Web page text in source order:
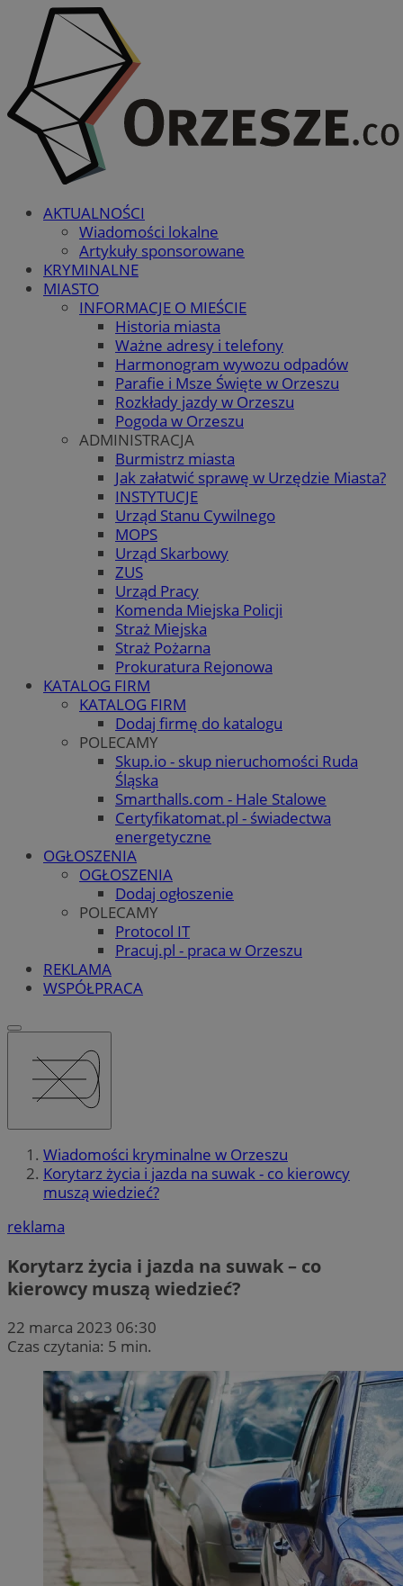
AKTUALNOŚCI
Wiadomości lokalne
Artykuły sponsorowane
KRYMINALNE
MIASTO
INFORMACJE O MIEŚCIE
Historia miasta
Ważne adresy i telefony
Harmonogram wywozu odpadów
Parafie i Msze Święte w Orzeszu
Rozkłady jazdy w Orzeszu
Pogoda w Orzeszu
ADMINISTRACJA
Burmistrz miasta
Jak załatwić sprawę w Urzędzie Miasta?
INSTYTUCJE
Urząd Stanu Cywilnego
MOPS
Urząd Skarbowy
ZUS
Urząd Pracy
Komenda Miejska Policji
Straż Miejska
Straż Pożarna
Prokuratura Rejonowa
KATALOG FIRM
KATALOG FIRM
Dodaj firmę do katalogu
POLECAMY
Skup.io - skup nieruchomości Ruda
Śląska
Smarthalls.com - Hale Stalowe
Certyfikatomat.pl - świadectwa
energetyczne
OGŁOSZENIA
OGŁOSZENIA
Dodaj ogłoszenie
POLECAMY
Protocol IT
Pracuj.pl - praca w Orzeszu
REKLAMA
WSPÓŁPRACA
Wiadomości kryminalne w Orzeszu
Korytarz życia i jazda na suwak - co kierowcy
muszą wiedzieć?
reklama
Korytarz życia i jazda na suwak – co
kierowcy muszą wiedzieć?
22 marca 2023 06:30
Czas czytania: 5 min.